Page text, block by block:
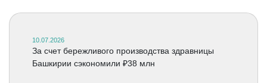
10.07.2026
За счет бережливого производства здравницы
Башкирии сэкономили ₽38 млн